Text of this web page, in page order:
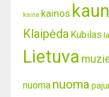
kaina kainos
Klaipėda Kubilas
Lietuva
nuoma nuoma